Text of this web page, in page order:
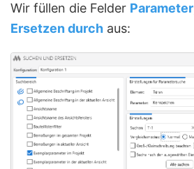
Wir füllen die Felder Parameter
Ersetzen durch aus: